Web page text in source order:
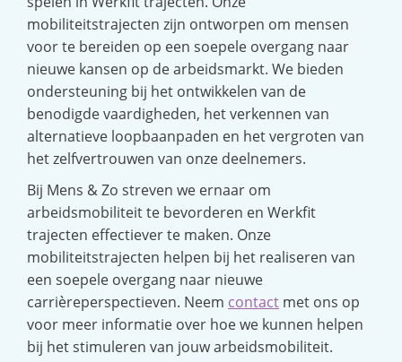
mobiliteitstrajecten zijn ontworpen om mensen
voor te bereiden op een soepele overgang naar
nieuwe kansen op de arbeidsmarkt. We bieden
ondersteuning bij het ontwikkelen van de
benodigde vaardigheden, het verkennen van
alternatieve loopbaanpaden en het vergroten van
het zelfvertrouwen van onze deelnemers.
Bij Mens & Zo streven we ernaar om
arbeidsmobiliteit te bevorderen en Werkfit
trajecten effectiever te maken. Onze
mobiliteitstrajecten helpen bij het realiseren van
een soepele overgang naar nieuwe
carrièreperspectieven. Neem contact met ons op
voor meer informatie over hoe we kunnen helpen
bij het stimuleren van jouw arbeidsmobiliteit.